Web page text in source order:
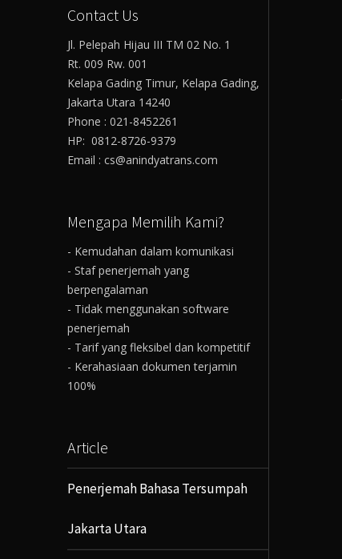
Contact Us
Jl. Pelepah Hijau III TM 02 No. 1
Rt. 009 Rw. 001
Kelapa Gading Timur, Kelapa Gading,
Jakarta Utara 14240
Phone : 021-8452261
HP: 0812-8726-9379
Email : cs@anindyatrans.com
Mengapa Memilih Kami?
- Kemudahan dalam komunikasi
- Staf penerjemah yang
berpengalaman
- Tidak menggunakan software
penerjemah
- Tarif yang fleksibel dan kompetitif
- Kerahasiaan dokumen terjamin
100%
Article
Penerjemah Bahasa Tersumpah
Jakarta Utara